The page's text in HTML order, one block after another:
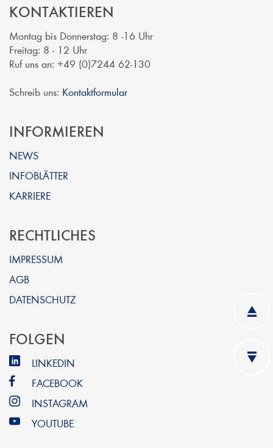
KONTAKTIEREN
Montag bis Donnerstag: 8 -16 Uhr
Freitag: 8 - 12 Uhr
Ruf uns an: +49 (0)7244 62-130
Schreib uns: Kontaktformular
INFORMIEREN
NEWS
INFOBLÄTTER
KARRIERE
RECHTLICHES
IMPRESSUM
AGB
DATENSCHUTZ
FOLGEN
LINKEDIN
FACEBOOK
INSTAGRAM
YOUTUBE